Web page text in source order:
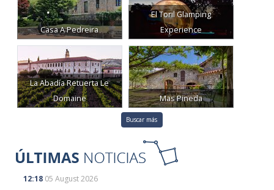
Casa A Pedreira
El Toril Glamping
Experience
La Abadía Retuerta Le
Domaine
Mas Pineda
Buscar más
12:18 05 August 2026